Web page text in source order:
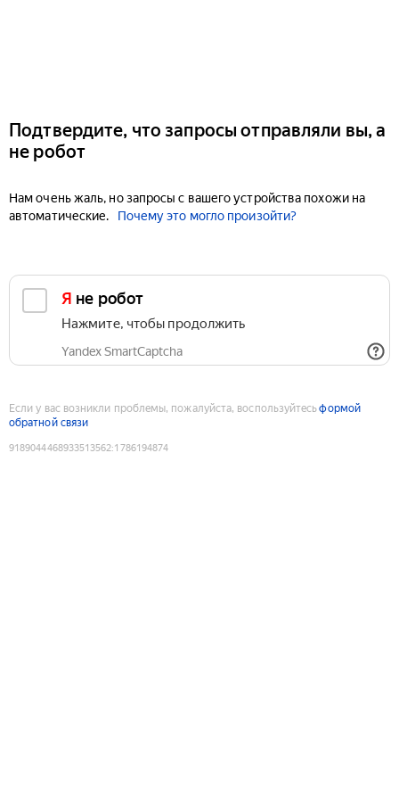
Подтвердите, что запросы отправляли вы, а
не робот
Нам очень жаль, но запросы с вашего устройства похожи на
автоматические.
Почему это могло произойти?
Я не робот
Нажмите, чтобы продолжить
Yandex SmartCaptcha
Если у вас возникли проблемы, пожалуйста, воспользуйтесьформой
обратной связи
9189044468933513562:1786194874